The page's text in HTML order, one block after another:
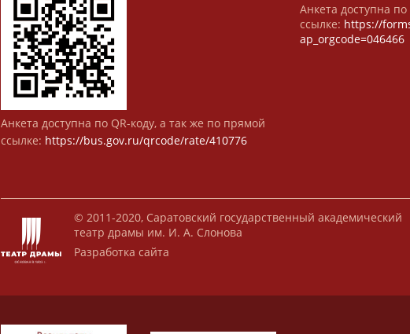
Анкета доступна по QR-коду, а так же по прямой
ссылке: https://bus.gov.ru/qrcode/rate/410776
Анкета доступна
ссылке: https://
ap_orgcode=046466
© 2011-2020, Саратовский государственный академический
театр драмы им. И. А. Слонова
Разработка сайта